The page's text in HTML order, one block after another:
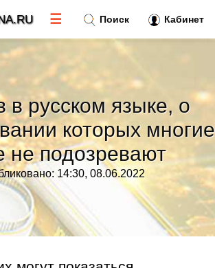
в русском языке, о
которых многие
не подозревают
14:30, 08.06.2022
Поиск Кабинет
☰
»